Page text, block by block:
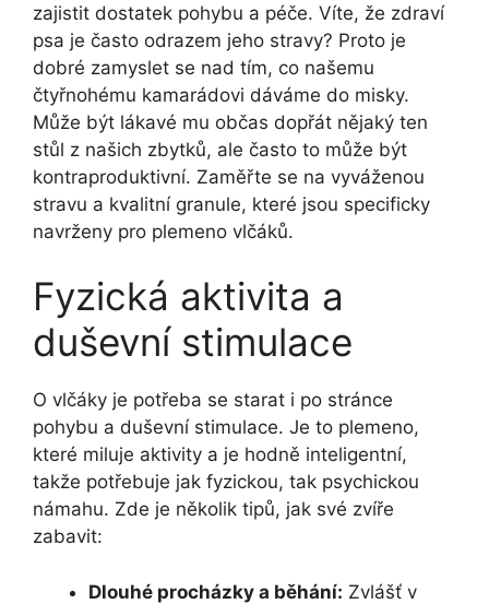
zajistit dostatek pohybu a péče. Víte, že zdraví
psa je často odrazem jeho stravy? Proto je
dobré zamyslet se nad tím, co našemu
čtyřnohému kamarádovi dáváme do misky.
Může být lákavé mu občas dopřát nějaký ten
stůl z našich zbytků, ale často to může být
kontraproduktivní. Zaměřte se na vyváženou
stravu a kvalitní granule, které jsou specificky
navrženy pro plemeno vlčáků.
Fyzická aktivita a
duševní stimulace
O vlčáky je potřeba se starat i po stránce
pohybu a duševní stimulace. Je to plemeno,
které miluje aktivity a je hodně inteligentní,
takže potřebuje jak fyzickou, tak psychickou
námahu. Zde je několik tipů, jak své zvíře
zabavit:
Dlouhé procházky a běhání: Zvlášť v